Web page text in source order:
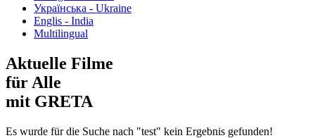
Українська - Ukraine
Englis - India
Multilingual
Aktuelle Filme
für Alle
mit GRETA
Es wurde für die Suche nach "test" kein Ergebnis gefunden!